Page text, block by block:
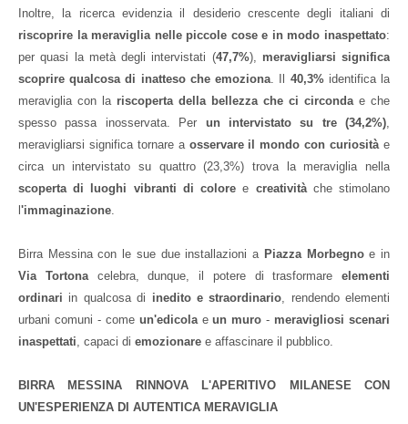
Inoltre, la ricerca evidenzia il desiderio crescente degli italiani di
riscoprire la meraviglia nelle piccole cose e in modo inaspettato:
per quasi la metà degli intervistati (47,7%), meravigliarsi significa
scoprire qualcosa di inatteso che emoziona. Il 40,3%identifica la
meraviglia con la riscoperta della bellezza che ci circondae che
spesso passa inosservata. Per un intervistato su tre (34,2%),
meravigliarsi significa tornare a osservare il mondo con curiositàe
circa un intervistato su quattro (23,3%) trova la meraviglia nella
scoperta di luoghi vibranti di colore e creativitàche stimolano
'immaginazione.
Birra Messina con le sue due installazioni a Piazza Morbegnoe in
Via
Tortonacelebra, dunque, il potere di trasformare elementi
ordinari in qualcosa di inedito e straordinario, rendendo elementi
urbani comuni - come un'edicolaeun muro- meravigliosi scenari
inaspettati, capaci di emozionare e affascinare il pubblico.
BIRRA MESSINA RINNOVA L'APERITIVO MILANESE CON
UN'ESPERIENZA DI AUTENTICA MERAVIGLIA